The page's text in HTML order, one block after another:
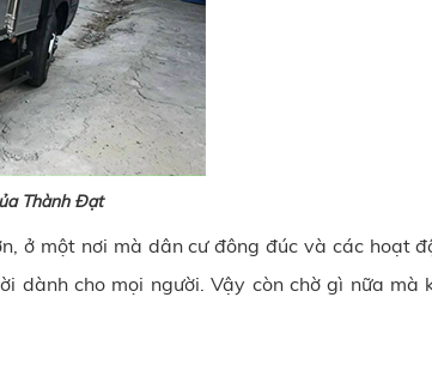
Thành Đạt
ở một nơi mà dân cư đông đúc và các hoạt
cho mọi người. Vậy còn chờ gì nữa mà